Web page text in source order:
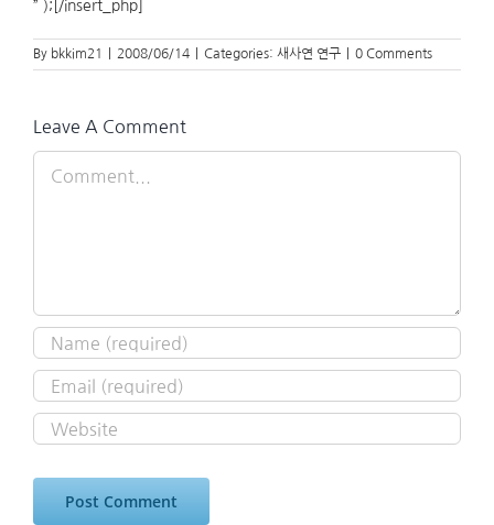
” );[/insert_php]
By bkkim21 2008/06/14 Categories: 새사연 연구 0 Comments
Leave A Comment